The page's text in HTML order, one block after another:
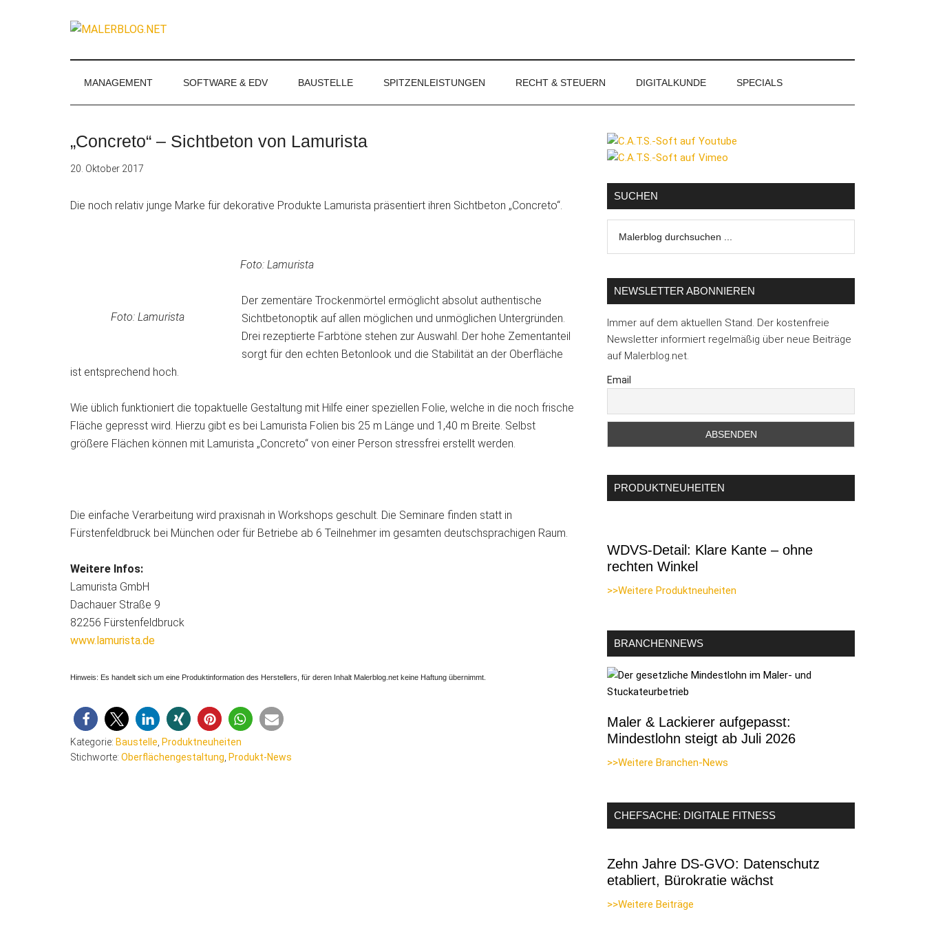
MALERBLOG.NET
Magazin
Stuckateure
MANAGEMENT SOFTWARE & EDV BAUSTELLE SPITZENLEISTUNGEN RECHT & STEUERN DIGITALKUNDE SPECIALS
„Concreto“ – Sichtbeton von Lamurista
20. Oktober 2017
Die noch relativ junge Marke für dekorative Produkte Lamurista präsentiert ihren Sichtbeton „Concreto“.
Foto: Lamurista
Foto: Lamurista
Der zementäre Trockenmörtel ermöglicht absolut authentische
Sichtbetonoptik auf allen möglichen und unmöglichen Untergründen.
Drei rezeptierte Farbtöne stehen zur Auswahl. Der hohe Zementanteil
sorgt für den echten Betonlook und die Stabilität an der Oberfläche
ist entsprechend hoch.
Wie üblich funktioniert die topaktuelle Gestaltung mit Hilfe einer speziellen Folie, welche in die noch frische
Fläche gepresst wird. Hierzu gibt es bei Lamurista Folien bis 25 m Länge und 1,40 m Breite. Selbst
größere Flächen können mit Lamurista „Concreto“ von einer Person stressfrei erstellt werden.
Die einfache Verarbeitung wird praxisnah in Workshops geschult. Die Seminare finden statt in
Fürstenfeldbruck bei München oder für Betriebe ab 6 Teilnehmer im gesamten deutschsprachigen Raum.
Weitere Infos:
Lamurista GmbH
Dachauer Straße 9
82256 Fürstenfeldbruck
www.lamurista.de
Hinweis: Es handelt sich um eine Produktinformation des Herstellers, für deren Inhalt Malerblog.net keine Haftung übernimmt.
Kategorie: Baustelle Produktneuheiten
Stichworte: Oberflächengestaltung Produkt-News
Seitenspalte
SUCHEN
durchsuchen
NEWSLETTER ABONNIEREN
Immer auf dem aktuellen Stand. Der kostenfreie
Newsletter informiert regelmäßig über neue Beiträge
auf Malerblog.net.
Email
PRODUKTNEUHEITEN
WDVS-Detail: Klare Kante – ohne
rechten Winkel
>>Weitere Produktneuheiten
BRANCHENNEWS
Maler & Lackierer aufgepasst:
Mindestlohn steigt ab Juli 2026
>>Weitere Branchen-News
CHEFSACHE: DIGITALE FITNESS
Zehn Jahre DS-GVO: Datenschutz
etabliert, Bürokratie wächst
>>Weitere Beiträge